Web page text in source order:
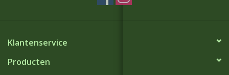
Klantenservice
Producten